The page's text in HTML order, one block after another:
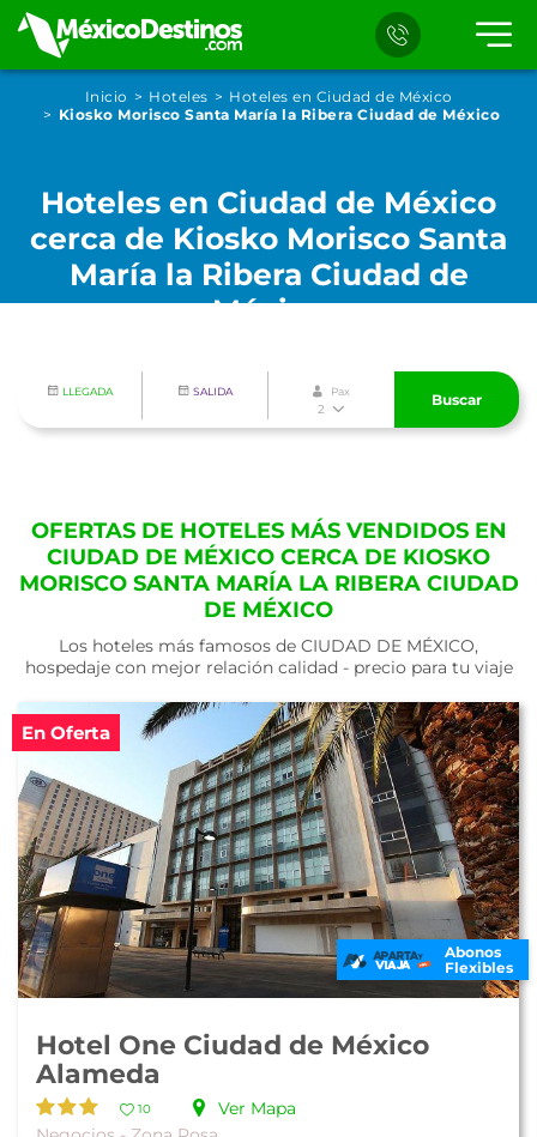
Inicio Hoteles
Hoteles en Ciudad de México
Kiosko Morisco Santa María la Ribera Ciudad de México
Hoteles en Ciudad de México
cerca de Kiosko Morisco Santa
María la Ribera Ciudad de
México
LLEGADA SALIDA Pax
2
Buscar
OFERTAS DE HOTELES MÁS VENDIDOS EN
CIUDAD DE MÉXICO CERCA DE KIOSKO
MORISCO SANTA MARÍA LA RIBERA CIUDAD
DE MÉXICO
Los hoteles más famosos de CIUDAD DE MÉXICO,
hospedaje con mejor relación calidad - precio para tu viaje
En Oferta
Abonos
Flexibles
Hotel One Ciudad de México
Alameda
10
Ver Mapa